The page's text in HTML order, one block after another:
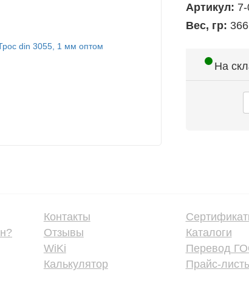
Артикул:
Вес, гр: 366
На
Контакты
Отзывы
WiKi
Калькулятор
Каталоги
Перевод
Прайс-